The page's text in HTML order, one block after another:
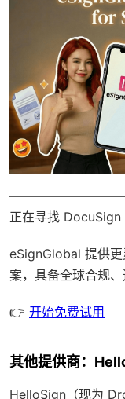
正在寻找 DocuSign
eSignGlobal 提供
案，具备全球合规
👉 开始免费试用
其他提供商：
HelloSign（现为